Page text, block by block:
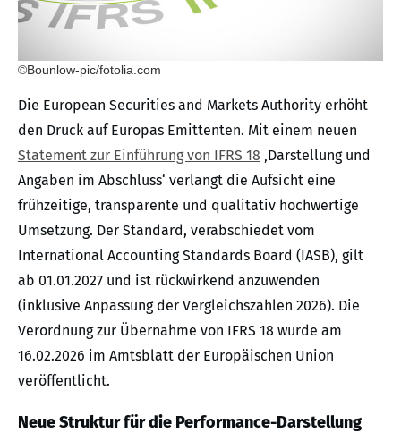
©Bounlow-pic/fotolia.com
Die European Securities and Markets Authority erhöht
den Druck auf Europas Emittenten. Mit einem neuen
Statement zur Einführung von IFRS 18 ‚Darstellung und
Angaben im Abschluss‘ verlangt die Aufsicht eine
frühzeitige, transparente und qualitativ hochwertige
Umsetzung. Der Standard, verabschiedet vom
International Accounting Standards Board (IASB), gilt
ab 01.01.2027 und ist rückwirkend anzuwenden
(inklusive Anpassung der Vergleichszahlen 2026). Die
Verordnung zur Übernahme von IFRS 18 wurde am
16.02.2026 im Amtsblatt der Europäischen Union
veröffentlicht.
Neue Struktur für die Performance-Darstellung